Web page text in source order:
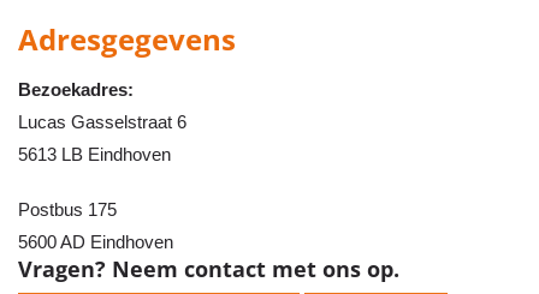
Adresgegevens
Bezoekadres:
Lucas Gasselstraat 6
5613 LB Eindhoven
Postbus 175
5600 AD Eindhoven
Vragen? Neem contact met ons op.